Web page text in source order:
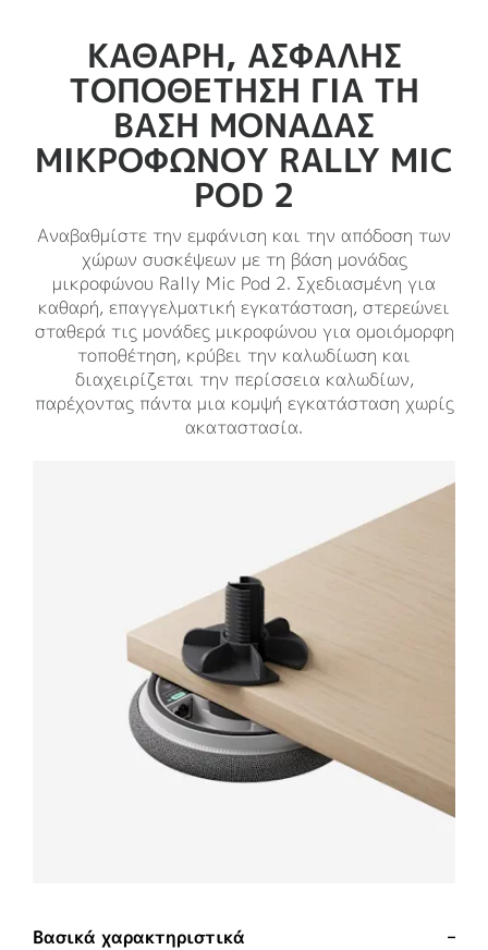
ΚΑΘΑΡΉ, ΑΣΦΑΛΉΣ
ΤΟΠΟΘΈΤΗΣΗ ΓΙΑ ΤΗ
ΒΆΣΗ ΜΟΝΆΔΑΣ
ΜΙΚΡΟΦΏΝΟΥ RALLY MIC
POD 2
Αναβαθμίστε την εμφάνιση και την απόδοση των
χώρων συσκέψεων με τη βάση μονάδας
μικροφώνου Rally Mic Pod 2. Σχεδιασμένη για
καθαρή, επαγγελματική εγκατάσταση, στερεώνει
σταθερά τις μονάδες μικροφώνου για ομοιόμορφη
τοποθέτηση, κρύβει την καλωδίωση και
διαχειρίζεται την περίσσεια καλωδίων,
παρέχοντας πάντα μια κομψή εγκατάσταση χωρίς
ακαταστασία.
Βασικά χαρακτηριστικά